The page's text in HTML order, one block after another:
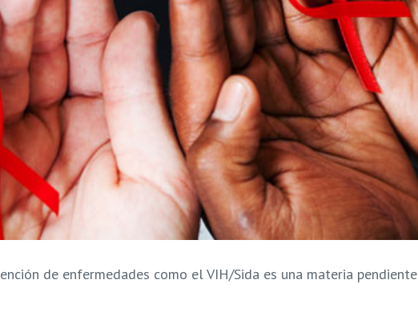
de enfermedades como el VIH/Sida es una materia pendiente